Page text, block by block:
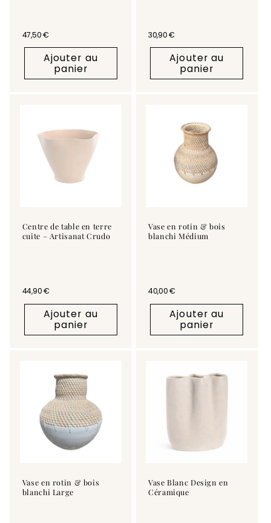
Prix habituel
47,50 €
Ajouter au
panier
Prix habituel
30,90 €
Ajouter au
panier
Centre de table en terre
cuite – Artisanat Crudo
Prix habituel
44,90 €
Ajouter au
panier
Vase en rotin & bois
blanchi Médium
Prix habituel
40,00 €
Ajouter au
panier
Vase en rotin & bois
blanchi Large
Vase Blanc Design en
Céramique